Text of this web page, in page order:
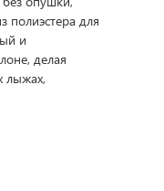
полиэстера для
и
делая
лыжах,